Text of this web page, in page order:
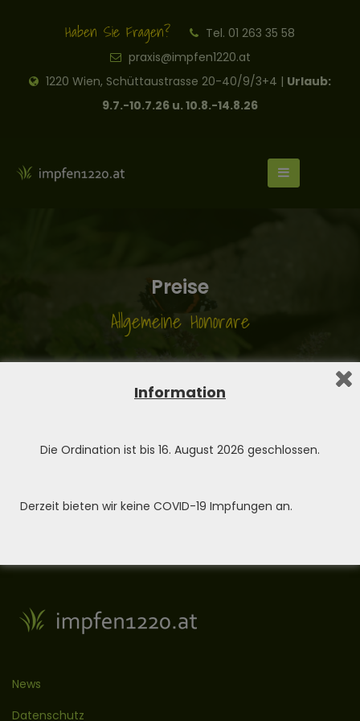
Haben Sie Fragen?
Tel. 01 263 35 58
praxis@impfen1220.at
1220 Wien, Schüttaustrasse 20-40/9/3+4 | Urlaub:
9.7.-10.7.26 u. 10.8.-14.8.26
Preise
Allgemeine Honorare
berechnet.
News
Datenschutz
Information
Die Ordination ist bis 16. August 2026 geschlossen.
Derzeit bieten wir keine COVID-19 Impfungen an.